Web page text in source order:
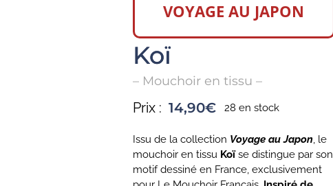
VOYAGE AU JAPON
Koï
– Mouchoir en tissu –
Prix : 14,90€ 28 en stock
Issu de la collection Voyage au Japon, le
mouchoir en tissu Koïse distingue par son
motif dessiné en France, exclusivement